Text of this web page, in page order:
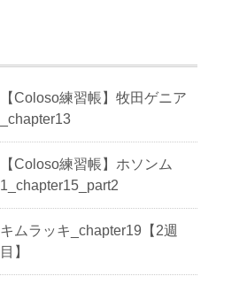
【Coloso練習帳】牧田ゲニア
_chapter13
【Coloso練習帳】ホソンム
1_chapter15_part2
キムラッキ_chapter19【2週
目】